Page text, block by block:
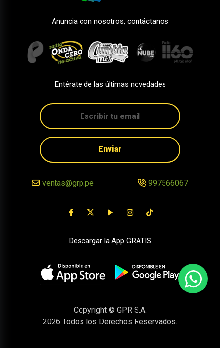
Anuncia con nosotros, contáctanos
Entérate de las últimas novedades
Enviar
ventas@grp.pe 997566067
Descargar la App GRATIS
Copyright © GPR S.A.
2026 Todos los Derechos Reservados.